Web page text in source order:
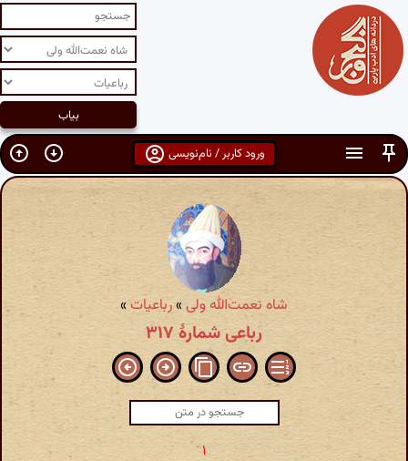
ورود کاربر / نام‌نویسی
شاه نعمت‌الله ولی »رباعیات»
رباعی شمارهٔ ۳۱۷